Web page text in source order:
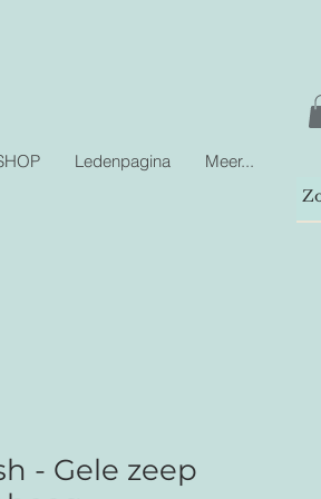
Ledenpagina Meer...
- Gele zeep